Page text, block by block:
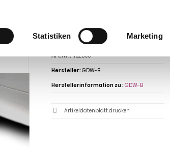
Statistiken Marketing
für Renault-Maxity
Art.Nr.:1152398
Hersteller:GDW-B
Herstellerinformation zu :GDW-B
Artikeldatenblatt drucken